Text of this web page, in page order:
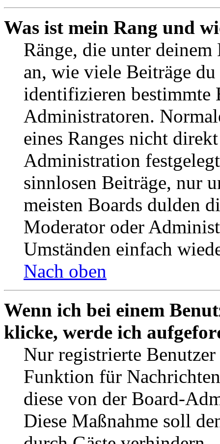
Was ist mein Rang und
Ränge, die unter deinem
an, wie viele Beiträge
identifizieren bestimmte
Administratoren.
eines Ranges nicht
Administration
sinnlosen Beiträge, nur
meisten Boards dulden
Moderator oder
Umständen einfach
Nach oben
Wenn ich bei einem
klicke, werde ich
Nur registrierte
Funktion für
diese von der Board-
Diese Maßnahme soll